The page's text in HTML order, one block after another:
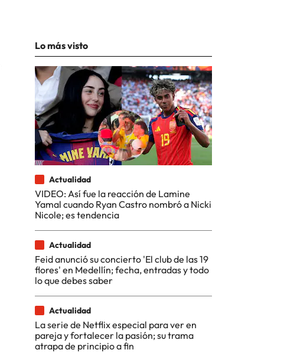
Lo más visto
Actualidad
VIDEO: Así fue la reacción de Lamine
Yamal cuando Ryan Castro nombró a Nicki
Nicole; es tendencia
Actualidad
Feid anunció su concierto 'El club de las 19
flores' en Medellín; fecha, entradas y todo
lo que debes saber
Actualidad
La serie de Netflix especial para ver en
pareja y fortalecer la pasión; su trama
atrapa de principio a fin